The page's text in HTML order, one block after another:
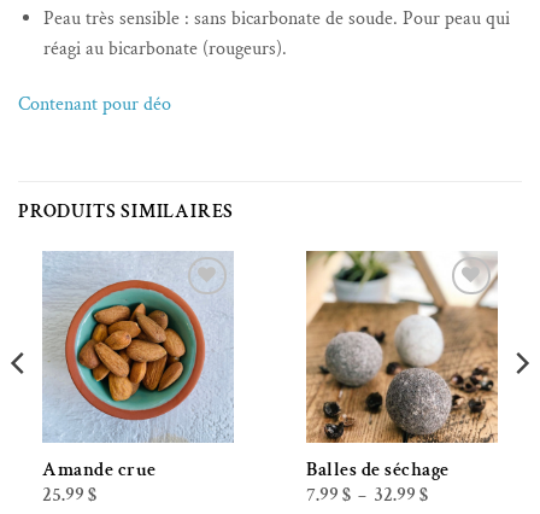
Peau très sensible : sans bicarbonate de soude. Pour peau qui
réagi au bicarbonate (rougeurs).
Contenant pour déo
PRODUITS SIMILAIRES
Ajouter à la liste de souhaits
Amande crue
25.99 $
Ajouter à la liste de souhaits
Balles de séchage
7.99 $ – 32.99 $Plage